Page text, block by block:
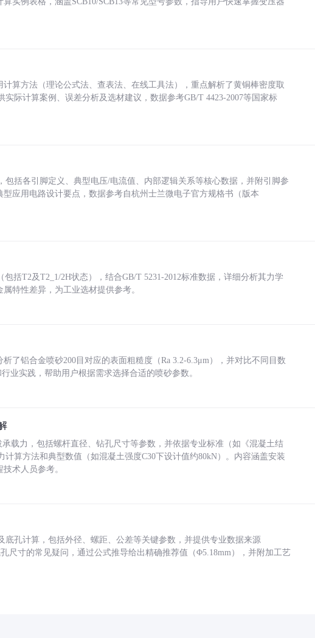
算方法（理论公式法、查表法、在线工具法），重点解析了黄铜棒密度取
实际计算案例、误差分析及选材建议，数据参考GB/T 4423-2007等国家标
包括各引脚定义、典型电压/电流值、内部逻辑关系等核心数据，并附引脚参
应用电路设计要点，数据参考自杭州士兰微电子官方规格书（版本
括T2及T2_1/2H状态），结合GB/T 5231-2012标准数据，详细分析其力学
特性差异，为工业选材提供参考。
了铝合金喷砂200目对应的表面粗糙度（Ra 3.2-6.3μm），并对比不同目数
业实践，帮助用户根据需求选择合适的喷砂参数。
载力，包括螺杆直径、钻孔尺寸等参数，并依据专业标准（如《混凝土结
计算方法和典型数值（如混凝土强度C30下设计值约80kN）。内容涵盖安装
术人员参考。
底孔计算，包括外径、螺距、公差等关键参数，并提供专业数据来源
孔尺寸的常见疑问，通过公式推导给出精确推荐值（Φ5.18mm），并附加工艺